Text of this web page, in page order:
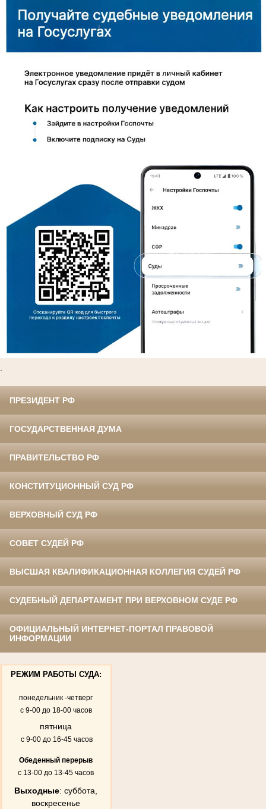
ПРЕЗИДЕНТ РФ
ГОСУДАРСТВЕННАЯ ДУМА
ПРАВИТЕЛЬСТВО РФ
КОНСТИТУЦИОННЫЙ СУД РФ
ВЕРХОВНЫЙ СУД РФ
СОВЕТ СУДЕЙ РФ
ВЫСШАЯ КВАЛИФИКАЦИОННАЯ КОЛЛЕГИЯ СУДЕЙ РФ
СУДЕБНЫЙ ДЕПАРТАМЕНТ ПРИ ВЕРХОВНОМ СУДЕ РФ
ОФИЦИАЛЬНЫЙ ИНТЕРНЕТ-ПОРТАЛ ПРАВОВОЙ
ИНФОРМАЦИИ
РЕЖИМ РАБОТЫ СУДА:
понедельник -четверг
с 9-00 до 18-00 часов
пятница
с 9-00 до 16-45 часов
Обеденный перерыв
с 13-00 до 13-45 часов
Выходные: суббота,
воскресенье